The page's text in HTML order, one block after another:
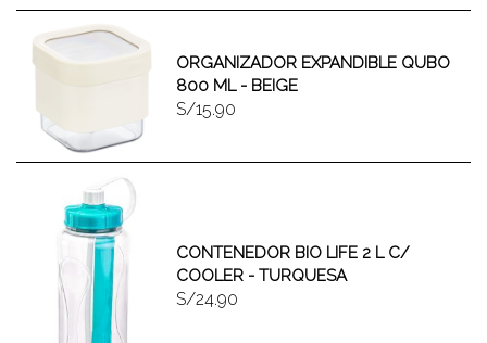
ORGANIZADOR EXPANDIBLE QUBO
800 ML - BEIGE
S/15.90
CONTENEDOR BIO LIFE 2 L C/
COOLER - TURQUESA
S/24.90